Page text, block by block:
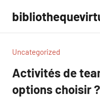
contenu
Uncategorized
Activités de
options choisir ?